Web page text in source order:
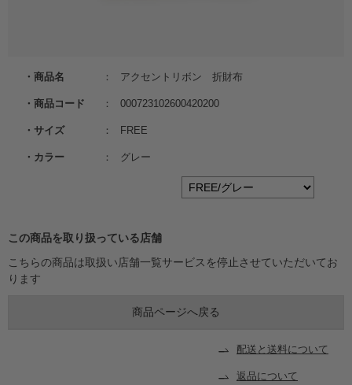
商品名 アクセントリボン 折財布
商品コード 000723102600420200
サイズ FREE
カラー グレー
この商品を取り扱っている店舗
こちらの商品は取扱い店舗一覧サービスを停止させていただいてお
ります
配送と送料について
返品について